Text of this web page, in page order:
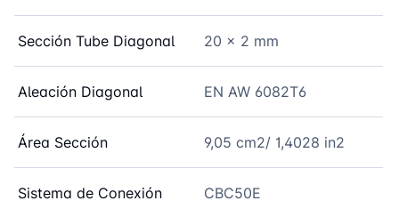
Sección Tube Diagonal 20 x 2 mm
Aleación Diagonal EN AW 6082T6
Área Sección 9,05 cm2/ 1,4028 in2
Sistema de Conexión CBC50E